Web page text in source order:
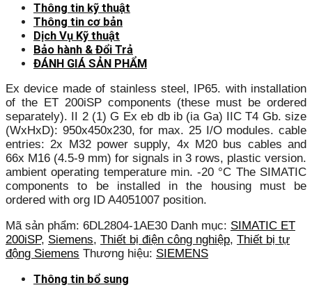
Thông tin kỹ thuật
Thông tin cơ bản
Dịch Vụ Kỹ thuật
Bảo hành & Đổi Trả
ĐÁNH GIÁ SẢN PHẨM
Ex device made of stainless steel, IP65. with installation
of the ET 200iSP components (these must be ordered
separately). II 2 (1) G Ex eb db ib (ia Ga) IIC T4 Gb. size
(WxHxD): 950x450x230, for max. 25 I/O modules. cable
entries: 2x M32 power supply, 4x M20 bus cables and
66x M16 (4.5-9 mm) for signals in 3 rows, plastic version.
ambient operating temperature min. -20 °C The SIMATIC
components to be installed in the housing must be
ordered with org ID A4051007 position.
Mã sản phẩm: 6DL2804-1AE30 Danh mục: SIMATIC ET
200iSP, Siemens, Thiết bị điện công nghiệp, Thiết bị tự
động Siemens Thương hiệu: SIEMENS
Thông tin bổ sung